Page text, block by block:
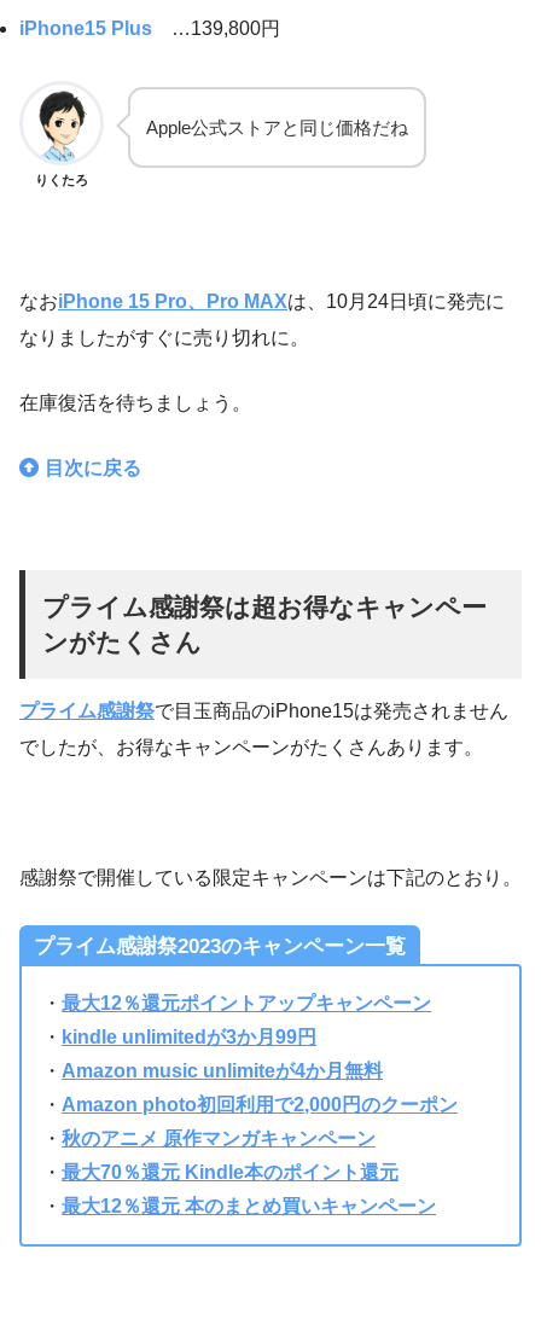
iPhone15 Plus …139,800円
りくたろ
Apple公式ストアと同じ価格だね
なおiPhone 15 Pro、Pro MAXは、10月24日頃に発売に
なりましたがすぐに売り切れに。
在庫復活を待ちましょう。
目次に戻る
プライム感謝祭は超お得なキャンペー
ンがたくさん
プライム感謝祭で目玉商品のiPhone15は発売されません
でしたが、お得なキャンペーンがたくさんあります。
感謝祭で開催している限定キャンペーンは下記のとおり。
プライム感謝祭2023のキャンペーン一覧
・最大12％還元ポイントアップキャンペーン
・ kindle unlimitedが3か月99円
・ Amazon music unlimiteが4か月無料
・ Amazon photo初回利用で2,000円のクーポン
・秋のアニメ 原作マンガキャンペーン
・最大70％還元 Kindle本のポイント還元
・最大12％還元 本のまとめ買いキャンペーン